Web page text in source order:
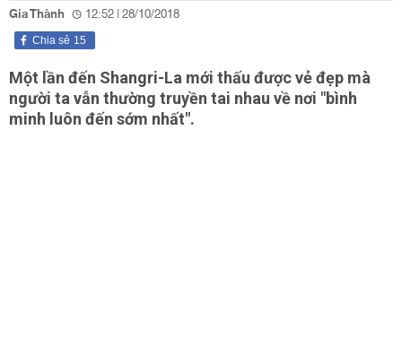
Gia Thành 12:52 | 28/10/2018
15
Chia sẻ
Một lần đến Shangri-La mới thấu được vẻ đẹp mà
người ta vẫn thường truyền tai nhau về nơi "bình
minh luôn đến sớm nhất".